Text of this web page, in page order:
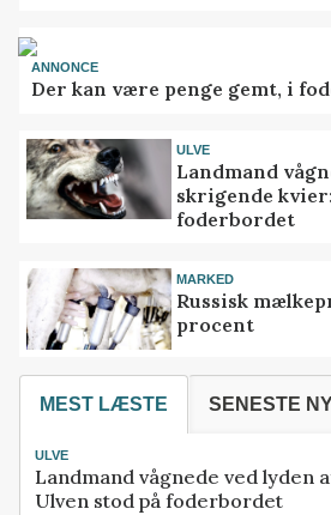
ANNONCE
Der kan være penge gemt, i
ULVE
Landmand
skrigende
foderbordet
MARKED
Russisk
procent
MEST LÆSTE SENESTE
ULVE
Landmand vågnede ved lyden
Ulven stod på foderbordet